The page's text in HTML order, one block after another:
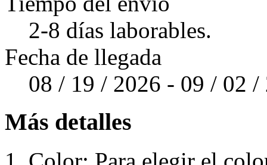
2-8 días laborables.
Fecha de llegada
08 / 19 / 2026 - 09 / 02 /
Más detalles